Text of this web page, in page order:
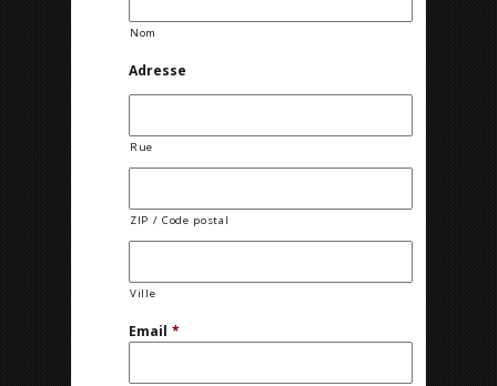
Nom
Adresse
Rue
ZIP / Code postal
Ville
Email *